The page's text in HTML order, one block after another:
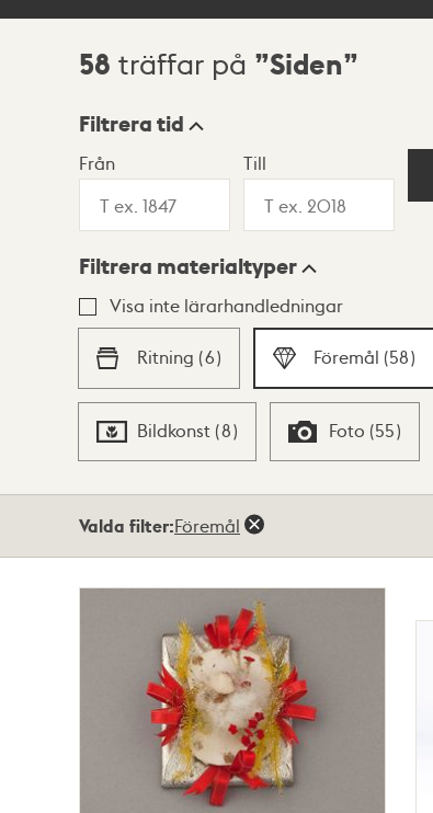
Sökresultat
58 träffar på Siden
Visningsläge
Lista Karta
Filtrera tid
Från Till
Filtrera materialtyper
Visa inte lärarhandledningar
Ritning (6) Föremål (58)
Bildkonst (8) Foto (55)
Valda filter:Föremål